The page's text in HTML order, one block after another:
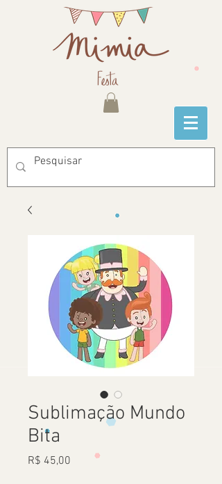
Sublimação Mundo
Bita
R$ 45,00 Preço